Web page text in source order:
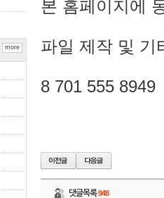
more
본 홈페이지에
파일 제작 및 기
8 701 555 8949
댓글목록948